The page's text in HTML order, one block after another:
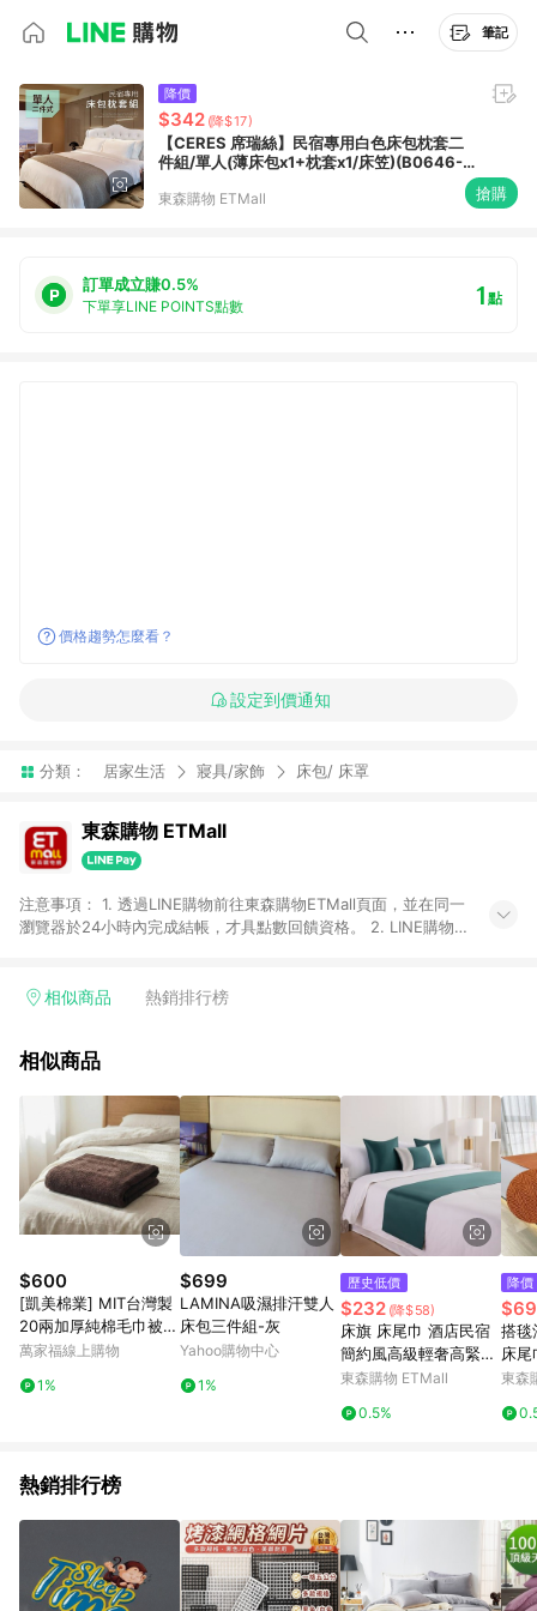
筆記
降價
$342 (降$17)
【CERES 席瑞絲】民宿專用白色床包枕套二
件組/單人(薄床包x1+枕套x1/床笠)(B0646-
東森購物 ETMall 搶購
訂單成立賺0.5%
下單享LINE POINTS點數 1點
價格趨勢怎麼看？
設定到價通知
分類： 居家生活 寢具/家飾 床包/ 床罩
東森購物 ETMall
注意事項： 1. 透過LINE購物前往東森購物ETMall頁面，並在同一
瀏覽器於24小時內完成結帳，才具點數回饋資格。 2. LINE購物
單，皆不在點數回饋範圍內。 3. 如購買以下類別商品，將無法獲
球嚴選、商城、專案商品、「草莓網」全館商品。 4. 如取消訂
回饋。 5. 點數回饋會扣除所有折扣優惠後之最終發票金額計算，
實際回饋請依LINE購物通知為主。 6. 訂單如有使用東森購物
ETMall站內之折扣優惠(包含但不限於東森幣、樂透金、東森現金
券等)，不具點數回饋資格。詳細請依東森購物ETMall之結帳頁面
顯示為準。 7. LINE購物設有「單一商品最高回饋點數」機制(特
殊活動時開放「回饋無上限」)，以同一訂單中同一商品不論件數
計算，並依訂單成立時間當下LINE購物所設定的回饋機制為準。
8. LINE購物為購物資訊整合性平台，商品資料更新會有時間差，
如顯示之商品規格、顏色、價位、贈品與東森購物ETMall銷售網
頁不符，以銷售網頁標示為準。 9. 若有贈點爭議，請務必於訂單
日期+180天以內至LINE購物客服洽詢；若超過180天(含)以上進
行申訴，恕無法贈點回饋。 10. 部分點數紅包僅限指定商品使
用，或不適用於無回饋商品。各點數紅包之適用商品與使用條件
相似商品 熱銷排行榜
相似商品
$600
[凱美棉業] MIT台灣製
20兩加厚純棉毛巾被
美容床美容專業材料
萬家福線上購物
1%
$699
LAMINA吸濕排汗雙人
床包三件組-灰
Yahoo購物中心
1%
歷史低價
$232 (降$58)
床旗 床尾巾 酒店民宿
簡約風高級輕奢高緊密
純色素雅時尚四季通用
東森購物 ETMall
0.5%
降價
搭毯
床尾
毯裝
東森
熱銷排行榜